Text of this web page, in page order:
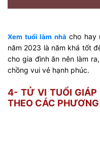
Xem tuổi làm nhà cho hay
năm 2023 là năm khá tốt
cho gia đình ăn nên làm
chồng vui vẻ hạnh phúc.
4- TỬ VI TUỔI
THEO CÁC PHƯƠNG